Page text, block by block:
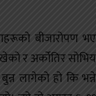
बीजारोपण
र अर्कोतिर
लागेको हो कि भन्ने